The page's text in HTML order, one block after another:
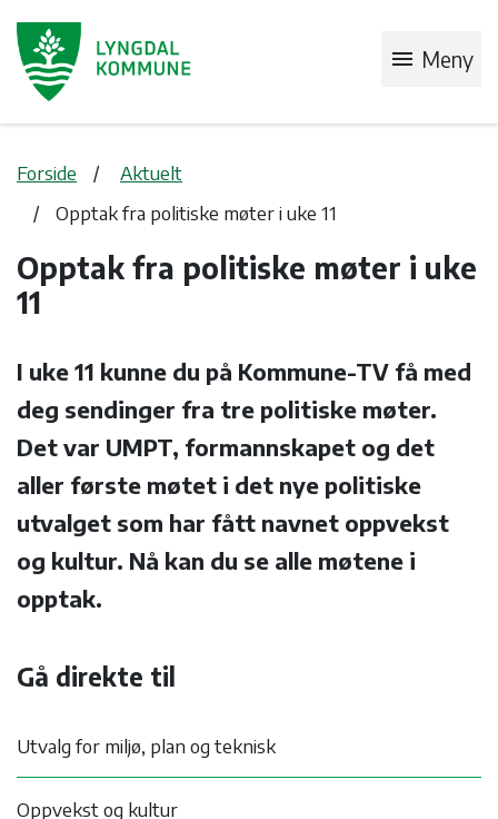
menu Meny
Forside
Aktuelt
Opptak fra politiske møter i uke 11
Opptak fra politiske møter i uke
11
I uke 11 kunne du på Kommune-TV få med
deg sendinger fra tre politiske møter.
Det var UMPT, formannskapet og det
aller første møtet i det nye politiske
utvalget som har fått navnet oppvekst
og kultur. Nå kan du se alle møtene i
opptak.
Gå direkte til
Utvalg for miljø, plan og teknisk
Oppvekst og kultur